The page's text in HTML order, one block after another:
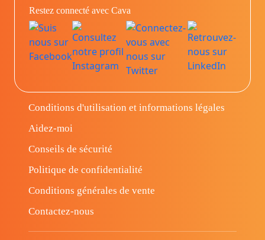
Restez connecté avec Cava
Conditions d'utilisation et informations légales
Aidez-moi
Conseils de sécurité
Politique de confidentialité
Conditions générales de vente
Contactez-nous